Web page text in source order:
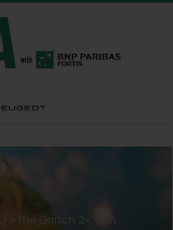
/ «The Grinch 2»: Jim